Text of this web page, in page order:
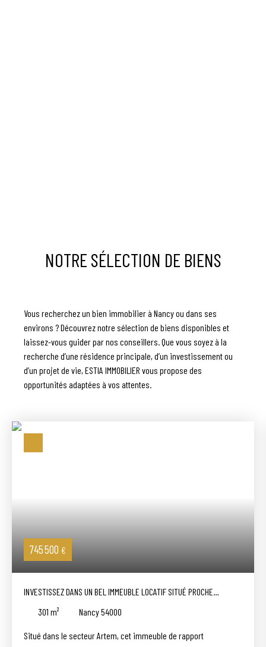
NOTRE SÉLECTION DE BIENS
Vous recherchez un bien immobilier à Nancy ou dans ses
environs ? Découvrez notre sélection de biens disponibles et
laissez-vous guider par nos conseillers. Que vous soyez à la
recherche d’une résidence principale, d’un investissement ou
d’un projet de vie, ESTIA IMMOBILIER vous propose des
opportunités adaptées à vos attentes.
745 500 €
INVESTISSEZ DANS UN BEL IMMEUBLE LOCATIF SITUÉ PROCHE
301 m² Nancy 54000
Situé dans le secteur Artem, cet immeuble de rapport